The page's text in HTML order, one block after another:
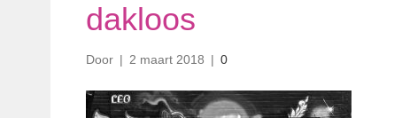
dakloos
Door | 2 maart 2018 | 0